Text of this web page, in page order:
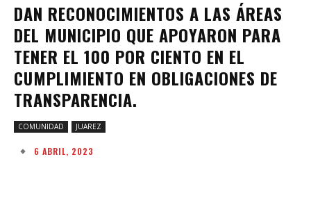
DAN RECONOCIMIENTOS A LAS ÁREAS
DEL MUNICIPIO QUE APOYARON PARA
TENER EL 100 POR CIENTO EN EL
CUMPLIMIENTO EN OBLIGACIONES DE
TRANSPARENCIA.
COMUNIDAD JUAREZ
6 ABRIL, 2023